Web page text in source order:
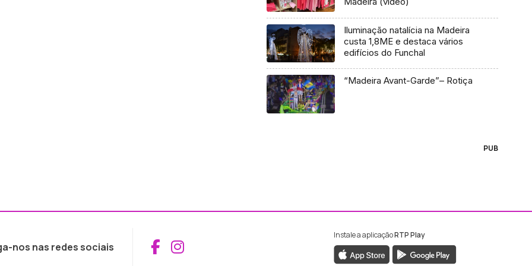
Iluminação natalícia na Madeira
custa 1,8ME e destaca vários
edifícios do Funchal
“Madeira Avant-Garde”– Rotiça
PUB
nos nas redes sociais Aceder ao Facebook da RTP Madeira
Aceder ao Instagram da RTP Madeira
Instale a aplicaçãoRTP Play